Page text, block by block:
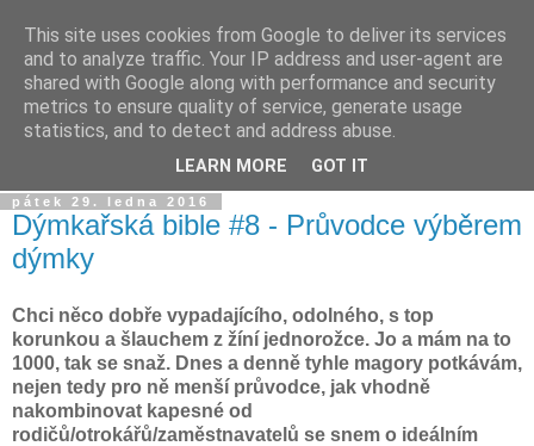
Dýmkařův koutek
Místo pro všechny, kteří se chtějí dozvědět něco o světě
vodních dýmek a trochu se pobavit!
pátek 29. ledna 2016
Dýmkařská bible #8 - Průvodce výběrem
dýmky
Chci něco dobře vypadajícího, odolného, s top
korunkou a šlauchem z žíní jednorožce. Jo a mám na to
1000, tak se snaž. Dnes a denně tyhle magory potkávám,
nejen tedy pro ně menší průvodce, jak vhodně
nakombinovat kapesné od
rodičů/otrokářů/zaměstnavatelů se snem o ideálním
This site uses cookies from Google to deliver its services
and to analyze traffic. Your IP address and user-agent are
shared with Google along with performance and security
metrics to ensure quality of service, generate usage
statistics, and to detect and address abuse.
LEARN MORE GOT IT